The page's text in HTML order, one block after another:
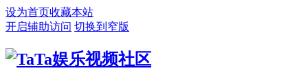
设为首页收藏本站
开启辅助访问 切换到窄版